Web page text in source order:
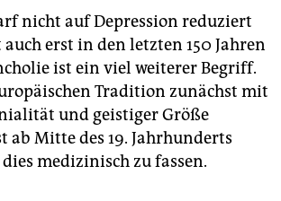
nicht auf Depression reduziert
auch erst in den letzten 150 Jahren
ist ein viel weiterer Begriff.
Tradition zunächst mit
und geistiger Größe
ab Mitte des 19. Jahrhunderts
medizinisch zu fassen.